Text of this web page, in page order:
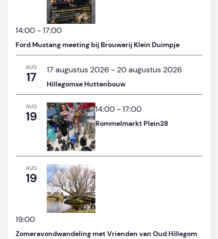
14:00 -17:00
Ford Mustang meeting bij Brouwerij Klein Duimpje
AUG
17 17 augustus 2026 - 20 augustus 2026
Hillegomse Huttenbouw
AUG
19 14:00 -17:00
Rommelmarkt Plein28
AUG
19
19:00
Zomeravondwandeling met Vrienden van Oud Hillegom